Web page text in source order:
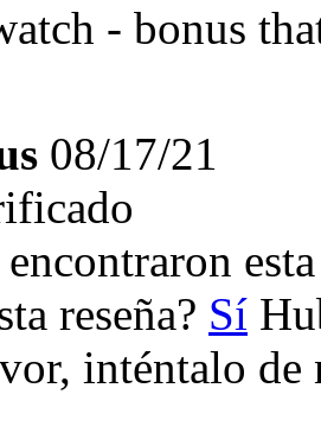
- bonus
08/17/21
reseña? Sí
inténtalo de